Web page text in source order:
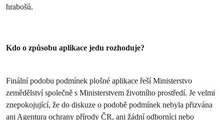
hrabošů.
Kdo o způsobu aplikace jedu rozhoduje?
Finální podobu podmínek plošné aplikace řeší Ministerstvo
zemědělství společně s Ministerstvem životního prostředí. Je velmi
znepokojující, že do diskuze o podobě podmínek nebyla přizvána
ani Agentura ochrany přírody ČR, ani žádní odborníci nebo